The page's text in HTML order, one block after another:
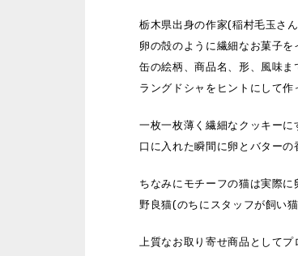
栃木県出身の作家(稲村毛玉さ
卵の殻のように繊細なお菓子を
缶の絵柄、商品名、形、風味ま
ラングドシャをヒントにして作
一枚一枚薄く繊細なクッキーに
口に入れた瞬間に卵とバターの
ちなみにモチーフの猫は実際
野良猫(のちにスタッフが飼い
上質なお取り寄せ商品としてプ